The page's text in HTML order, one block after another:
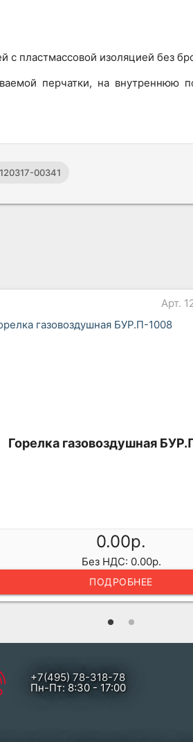
пластмассовой изоляцией без
перчатки, на внутреннюю
120317-00341
Арт.
Горелка газовоздушная
0.00р.
Без НДС: 0.00р.
ПОДРОБНЕЕ
+7(495) 78-318-78
Пн-Пт: 8:30 - 17:00